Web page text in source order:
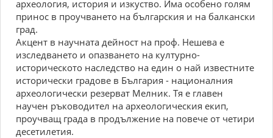
археология, история и изкуство. Има особено голям
принос в проучването на българския и на балкански
град.
Акцент в научната дейност на проф. Нешева е
изследването и опазването на културно-
историческото наследство на един о най известните
исторически градове в България - националния
археологически резерват Мелник. Тя е главен
научен ръководител на археологическия екип,
проучващ града в продължение на повече от четири
десетилетия.